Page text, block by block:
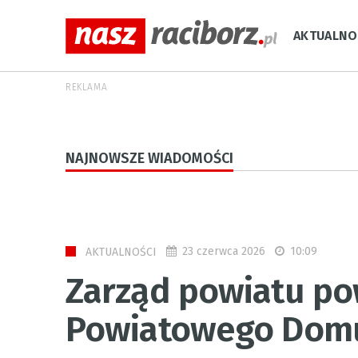
REKLAMA
NAJNOWSZE WIADOMOŚCI
AKTUALNOŚCI 23 czerwca 2026 10:09
Zarząd powiatu
Powiatowego